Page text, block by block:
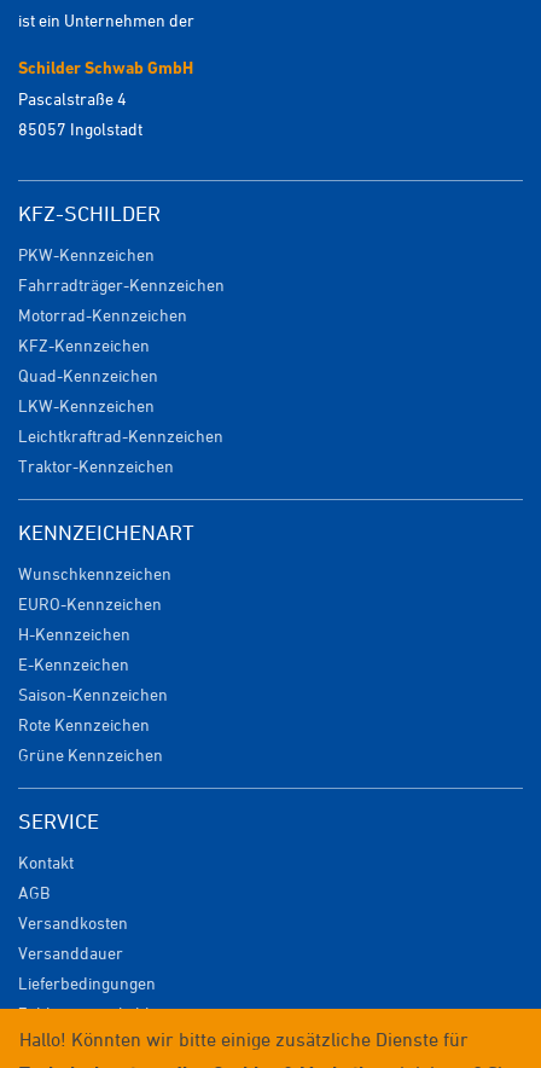
ist ein Unternehmen der
Schilder Schwab GmbH
Pascalstraße 4
85057 Ingolstadt
KFZ-SCHILDER
PKW-Kennzeichen
Fahrradträger-Kennzeichen
Motorrad-Kennzeichen
KFZ-Kennzeichen
Quad-Kennzeichen
LKW-Kennzeichen
Leichtkraftrad-Kennzeichen
Traktor-Kennzeichen
KENNZEICHENART
Wunschkennzeichen
EURO-Kennzeichen
H-Kennzeichen
E-Kennzeichen
Saison-Kennzeichen
Rote Kennzeichen
Grüne Kennzeichen
SERVICE
Kontakt
AGB
Versandkosten
Versanddauer
Lieferbedingungen
Zahlungsmöglichkeiten
Datenschutz
Hallo! Könnten wir bitte einige zusätzliche Dienste für